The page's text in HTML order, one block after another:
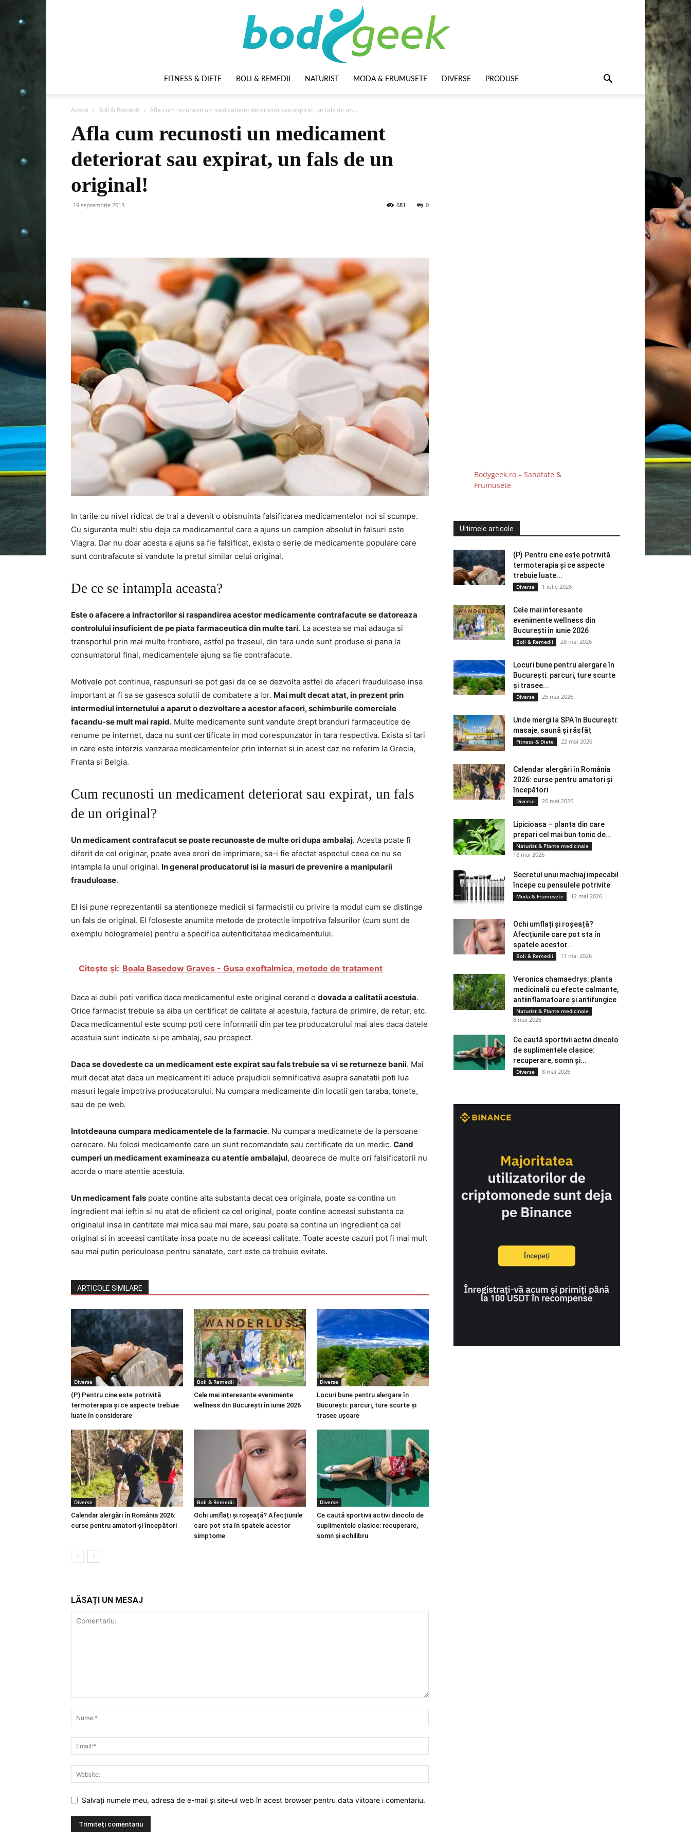
FITNESS & DIETE BOLI & REMEDII NATURIST MODA & FRUMUSETE DIVERSE PRODUSE
Acasă Boli & Remedii Afla cum recunosti un medicament deteriorat sau expirat, un fals de un...
Afla cum recunosti un medicament
deteriorat sau expirat, un fals de un
original!
19 septembrie 2013 0
681
In tarile cu nivel ridicat de trai a devenit o obisnuinta falsificarea medicamentelor noi si scumpe.
Cu siguranta multi stiu deja ca medicamentul care a ajuns un campion absolut in falsuri este
Viagra. Dar nu doar acesta a ajuns sa fie falsificat, exista o serie de medicamente populare care
sunt contrafacute si vandute la pretul similar celui original.
De ce se intampla aceasta?
Este o afacere a infractorilor si raspandirea acestor medicamente contrafacute se datoreaza
controlului insuficient de pe piata farmaceutica din multe tari. La acestea se mai adauga si
transportul prin mai multe frontiere, astfel pe traseul, din tara unde sunt produse si pana la
consumatorul final, medicamentele ajung sa fie contrafacute.
Motivele pot continua, raspunsuri se pot gasi de ce se dezvolta astfel de afaceri frauduloase insa
important ar fi sa se gasesca solutii de combatere a lor. Mai mult decat atat, in prezent prin
intermediul internetului a aparut o dezvoltare a acestor afaceri, schimburile comerciale
facandu-se mult mai rapid. Multe medicamente sunt vandute drept branduri farmaceutice de
renume pe internet, daca nu sunt certificate in mod corespunzator in tara respectiva. Exista si tari
in care este interzis vanzarea medicamentelor prin internet si in acest caz ne referim la Grecia,
Franta si Belgia.
Cum recunosti un medicament deteriorat sau expirat, un fals
de un original?
Un medicament contrafacut se poate recunoaste de multe ori dupa ambalaj. Acesta poate fi
diferit de cel originar, poate avea erori de imprimare, sa-i fie afectat aspectul ceea ce nu se
intampla la unul original. In general producatorul isi ia masuri de prevenire a manipularii
frauduloase.
El isi pune reprezentantii sa atentioneze medicii si farmacistii cu privire la modul cum se distinge
un fals de original. El foloseste anumite metode de protectie impotriva falsurilor (cum sunt de
exemplu hologramele) pentru a specifica autenticitatea medicamentului.
Citește și: Boala Basedow Graves - Gusa exoftalmica, metode de tratament
Daca ai dubii poti verifica daca medicamentul este original cerand o dovada a calitatii acestuia.
Orice farmacist trebuie sa aiba un certificat de calitate al acestuia, factura de primire, de retur, etc.
Daca medicamentul este scump poti cere informatii din partea producatorului mai ales daca datele
acestuia sunt indicate si pe ambalaj, sau prospect.
Daca se dovedeste ca un medicament este expirat sau fals trebuie sa vi se returneze banii. Mai
mult decat atat daca un medicament iti aduce prejudicii semnificative asupra sanatatii poti lua
masuri legale impotriva producatorului. Nu cumpara medicamente din locatii gen taraba, tonete,
sau de pe web.
Intotdeauna cumpara medicamentele de la farmacie. Nu cumpara medicamete de la persoane
oarecare. Nu folosi medicamente care un sunt recomandate sau certificate de un medic. Cand
cumperi un medicament examineaza cu atentie ambalajul, deoarece de multe ori falsificatorii nu
acorda o mare atentie acestuia.
Un medicament fals poate contine alta substanta decat cea originala, poate sa contina un
ingredient mai ieftin si nu atat de eficient ca cel original, poate contine aceeasi substanta ca
originalul insa in cantitate mai mica sau mai mare, sau poate sa contina un ingredient ca cel
original si in aceeasi cantitate insa poate nu de aceeasi calitate. Toate aceste cazuri pot fi mai mult
sau mai putin periculoase pentru sanatate, cert este ca trebuie evitate.
ARTICOLE SIMILARE
Diverse
(P) Pentru cine este potrivită
termoterapia și ce aspecte trebuie
luate în considerare
Boli & Remedii
Cele mai interesante evenimente
wellness din București în iunie 2026
Diverse
Locuri bune pentru alergare în
București: parcuri, ture scurte și
trasee ușoare
Diverse
Calendar alergări în România 2026:
curse pentru amatori și începători
Boli & Remedii
Ochi umflați și roșeață? Afecțiunile
care pot sta în spatele acestor
simptome
Diverse
Ce caută sportivii activi dincolo de
suplimentele clasice: recuperare,
somn și echilibru
LĂSAȚI UN MESAJ
Salvați numele meu, adresa de e-mail și site-ul web în acest browser pentru data viitoare i comentariu.
Bodygeek.ro – Sanatate &
Frumusete
Ultimele articole
(P) Pentru cine este potrivită
termoterapia și ce aspecte
trebuie luate...
Diverse 1 iulie 2026
Cele mai interesante
evenimente wellness din
București în iunie 2026
Boli & Remedii 28 mai 2026
Locuri bune pentru alergare în
București: parcuri, ture scurte
și trasee...
Diverse 25 mai 2026
Unde mergi la SPA în București:
masaje, saună și răsfăț
Fitness & Diete 22 mai 2026
Calendar alergări în România
2026: curse pentru amatori și
începători
Diverse 20 mai 2026
Lipicioasa – planta din care
prepari cel mai bun tonic de...
Naturist & Plante medicinale
18 mai 2026
Secretul unui machiaj impecabil
începe cu pensulele potrivite
Moda & Frumusete 12 mai 2026
Ochi umflați și roșeață?
Afecțiunile care pot sta în
spatele acestor...
Boli & Remedii 11 mai 2026
Veronica chamaedrys: planta
medicinală cu efecte calmante,
antiinflamatoare și antifungice
Naturist & Plante medicinale
8 mai 2026
Ce caută sportivii activi dincolo
de suplimentele clasice:
recuperare, somn și...
Diverse 8 mai 2026